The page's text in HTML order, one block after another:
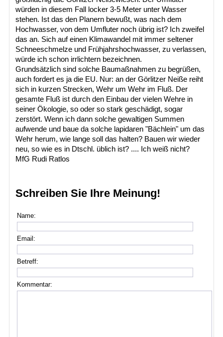
würden in diesem Fall locker 3-5 Meter unter Wasser
stehen. Ist das den Planern bewußt, was nach dem
Hochwasser, von dem Umfluter noch übrig ist? Ich zweifel
das an. Sich auf einen Klimawandel mit immer seltener
Schneeschmelze und Frühjahrshochwasser, zu verlassen,
würde ich schon irrlichtern bezeichnen.
Grundsätzlich sind solche Baumaßnahmen zu begrüßen,
auch fordert es ja die EU. Nur: an der Görlitzer Neiße reiht
sich in kurzen Strecken, Wehr um Wehr im Fluß. Der
gesamte Fluß ist durch den Einbau der vielen Wehre in
seiner Ökologie, so oder so stark geschädigt, sogar
zerstört. Wenn ich dann solche gewaltigen Summen
aufwende und baue da solche lapidaren "Bächlein" um das
Wehr herum, wie lange soll das halten? Bauen wir wieder
neu, so wie es in Dtschl. üblich ist? .... Ich weiß nicht?
MfG Rudi Ratlos
Schreiben Sie Ihre Meinung!
Name:
Email:
Betreff:
Kommentar: